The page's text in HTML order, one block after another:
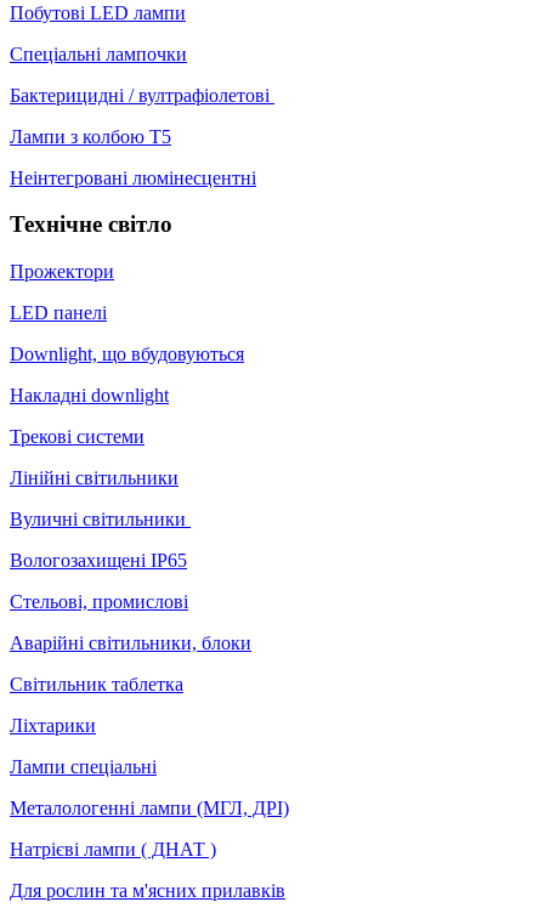
Побутові LED лампи
Спеціальні лампочки
Бактерицидні / вултрафіолетові
Лампи з колбою Т5
Неінтегровані люмінесцентні
Технічне світло
Прожектори
LED панелі
Downlight, що вбудовуються
Накладні downlight
Трекові системи
Лінійні світильники
Вуличні світильники
Вологозахищені IP65
Стельові, промислові
Аварійні світильники, блоки
Світильник таблетка
Ліхтарики
Лампи спеціальні
Металологенні лампи (МГЛ, ДРІ)
Натрієві лампи ( ДНАТ )
Для рослин та м'ясних прилавків